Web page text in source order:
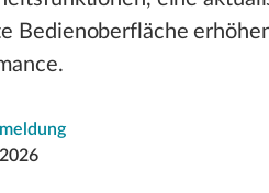
Bedienoberfläche